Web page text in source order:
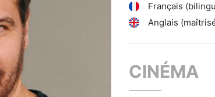
Français
Anglais
CINÉMA